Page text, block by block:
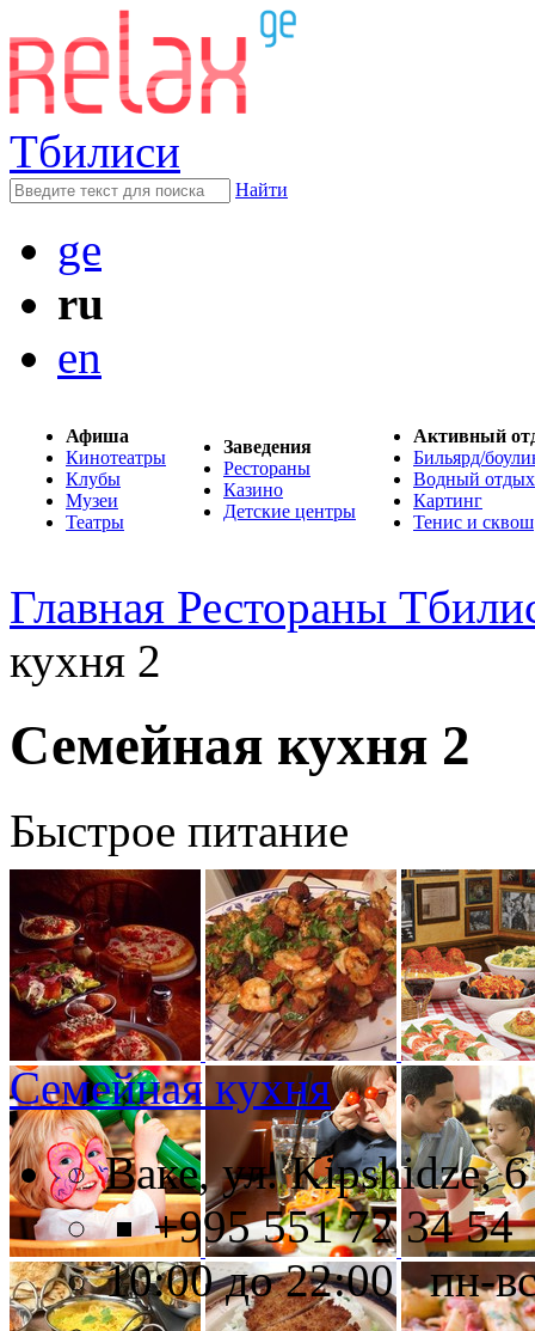
Тбилиси
Найти
ge
ru
en
Афиша
Кинотеатры
Клубы
Музеи
Театры
Заведения
Рестораны
Казино
Детские центры
Активный
Бильярд/
Водный отдых
Картинг
Тенис и сквош
Главная Рестораны
кухня 2
Семейная кухня 2
Быстрое питание
Семейная кухня
Ваке, ул. Kipshidze, 6
+995 551 72 34 54
10:00 до 22:00 пн-